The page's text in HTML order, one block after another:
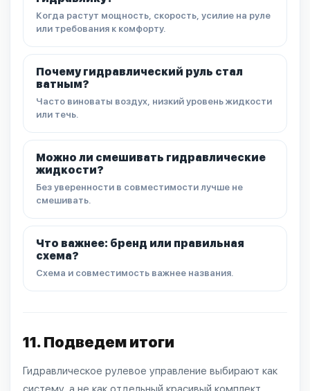
Когда растут мощность, скорость, усилие на руле
или требования к комфорту.
Почему гидравлический руль стал
ватным?
Часто виноваты воздух, низкий уровень жидкости
или течь.
Можно ли смешивать гидравлические
жидкости?
Без уверенности в совместимости лучше не
смешивать.
Что важнее: бренд или правильная
схема?
Схема и совместимость важнее названия.
11. Подведем итоги
Гидравлическое рулевое управление выбирают как